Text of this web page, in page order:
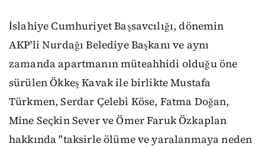
İslahiye Cumhuriyet Başsavcılığı, dönemin
AKP'li Nurdağı Belediye Başkanı ve aynı
zamanda apartmanın müteahhidi olduğu öne
sürülen Ökkeş Kavak ile birlikte Mustafa
Türkmen, Serdar Çelebi Köse, Fatma Doğan,
Mine Seçkin Sever ve Ömer Faruk Özkaplan
hakkında "taksirle ölüme ve yaralanmaya neden